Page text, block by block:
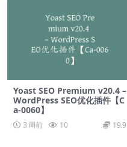
Yoast SEO Premium v​​20.4 –
WordPress SEO优化插件【C
a-0060】
3 周前 10 19.9